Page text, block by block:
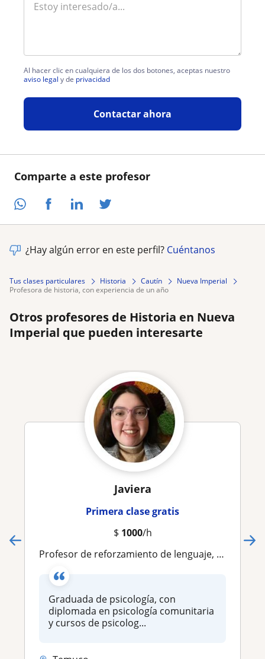
Comparte a este profesor
Al hacer clic en cualquiera de los dos botones, aceptas nuestro
aviso legal y de privacidad
Contactar ahora
¿Hay algún error en este perfil? Cuéntanos
Tus clases particulares Historia Cautín
Nueva Imperial
profesora de historia, con experiencia de un año
Otros profesores de Historia en Nueva
Imperial que pueden interesarte
Javiera
Primera clase gratis
$ 1000/h
profesor de reforzamiento de lenguaje, historia y psicologia
Graduada de psicología, con
diplomada en psicología comunitaria
y cursos de psicolog...